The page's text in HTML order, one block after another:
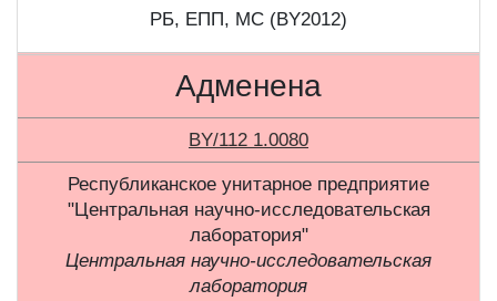
РБ, ЕПП, МС (BY2012)
Адменена
BY/112 1.0080
Республиканское унитарное предприятие
"Центральная научно-исследовательская
лаборатория"
Центральная научно-исследовательская
лаборатория